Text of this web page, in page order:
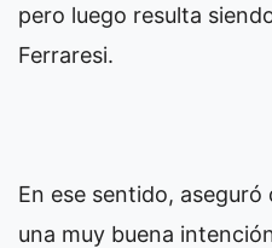
pero luego resulta
Ferraresi.
En ese sentido,
una muy buena